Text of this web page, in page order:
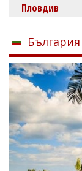
Пловдив
България